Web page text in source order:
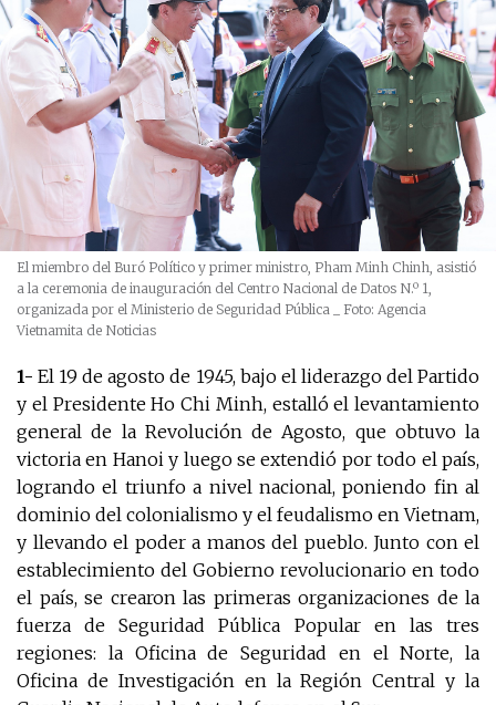
El miembro del Buró Político y primer ministro, Pham Minh Chinh, asistió
a la ceremonia de inauguración del Centro Nacional de Datos N.º 1,
organizada por el Ministerio de Seguridad Pública
_ Foto: Agencia
Vietnamita de Noticias
1- El 19 de agosto de 1945, bajo el liderazgo del Partido
y el Presidente Ho Chi Minh, estalló el levantamiento
general de la Revolución de Agosto, que obtuvo la
victoria en Hanoi y luego se extendió por todo el país,
logrando el triunfo a nivel nacional, poniendo fin al
dominio del colonialismo y el feudalismo en Vietnam,
y llevando el poder a manos del pueblo. Junto con el
establecimiento del Gobierno revolucionario en todo
el país, se crearon las primeras organizaciones de la
fuerza de Seguridad Pública Popular en las tres
regiones: la Oficina de Seguridad en el Norte, la
Oficina de Investigación en la Región Central y la